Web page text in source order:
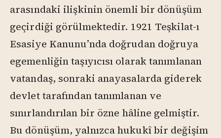
arasındaki ilişkinin önemli bir dönüşüm
geçirdiği görülmektedir. 1921 Teşkilat-ı
Esasiye Kanunu’nda doğrudan doğruya
egemenliğin taşıyıcısı olarak tanımlanan
vatandaş, sonraki anayasalarda giderek
devlet tarafından tanımlanan ve
sınırlandırılan bir özne hâline gelmiştir.
Bu dönüşüm, yalnızca hukukî bir değişim